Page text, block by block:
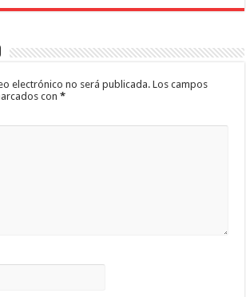
electrónico no será publicada. Los campos
con*